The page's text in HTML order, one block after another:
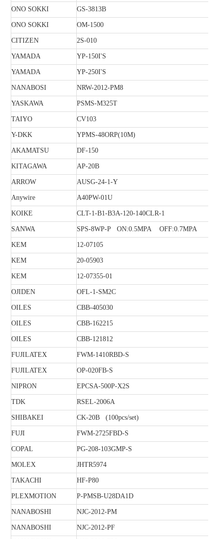
ONO SOKKI GS-3813B
ONO SOKKI OM-1500
CITIZEN 2S-010
YAMADA YP-150I'S
YAMADA YP-250I'S
NANABOSI NRW-2012-PM8
YASKAWA PSMS-M325T
TAIYO CV103
Y-DKK YPMS-48ORP(10M)
AKAMATSU DF-150
KITAGAWA AP-20B
ARROW AUSG-24-1-Y
Anywire A40PW-01U
KOIKE CLT-1-B1-B3A-120-140CLR-1
SANWA SPS-8WP-P ON:0.5MPA OFF:0.7MPA
KEM 12-07105
KEM 20-05903
KEM 12-07355-01
OJIDEN OFL-1-SM2C
OILES CBB-405030
OILES CBB-162215
OILES CBB-121812
FUJILATEX FWM-1410RBD-S
FUJILATEX OP-020FB-S
NIPRON EPCSA-500P-X2S
TDK RSEL-2006A
SHIBAKEI CK-20B (100pcs/set)
FUJI FWM-2725FBD-S
COPAL PG-208-103GMP-S
MOLEX JHTR5974
TAKACHI HF-P80
PLEXMOTION P-PMSB-U28DA1D
NANABOSHI NJC-2012-PM
NANABOSHI NJC-2012-PF